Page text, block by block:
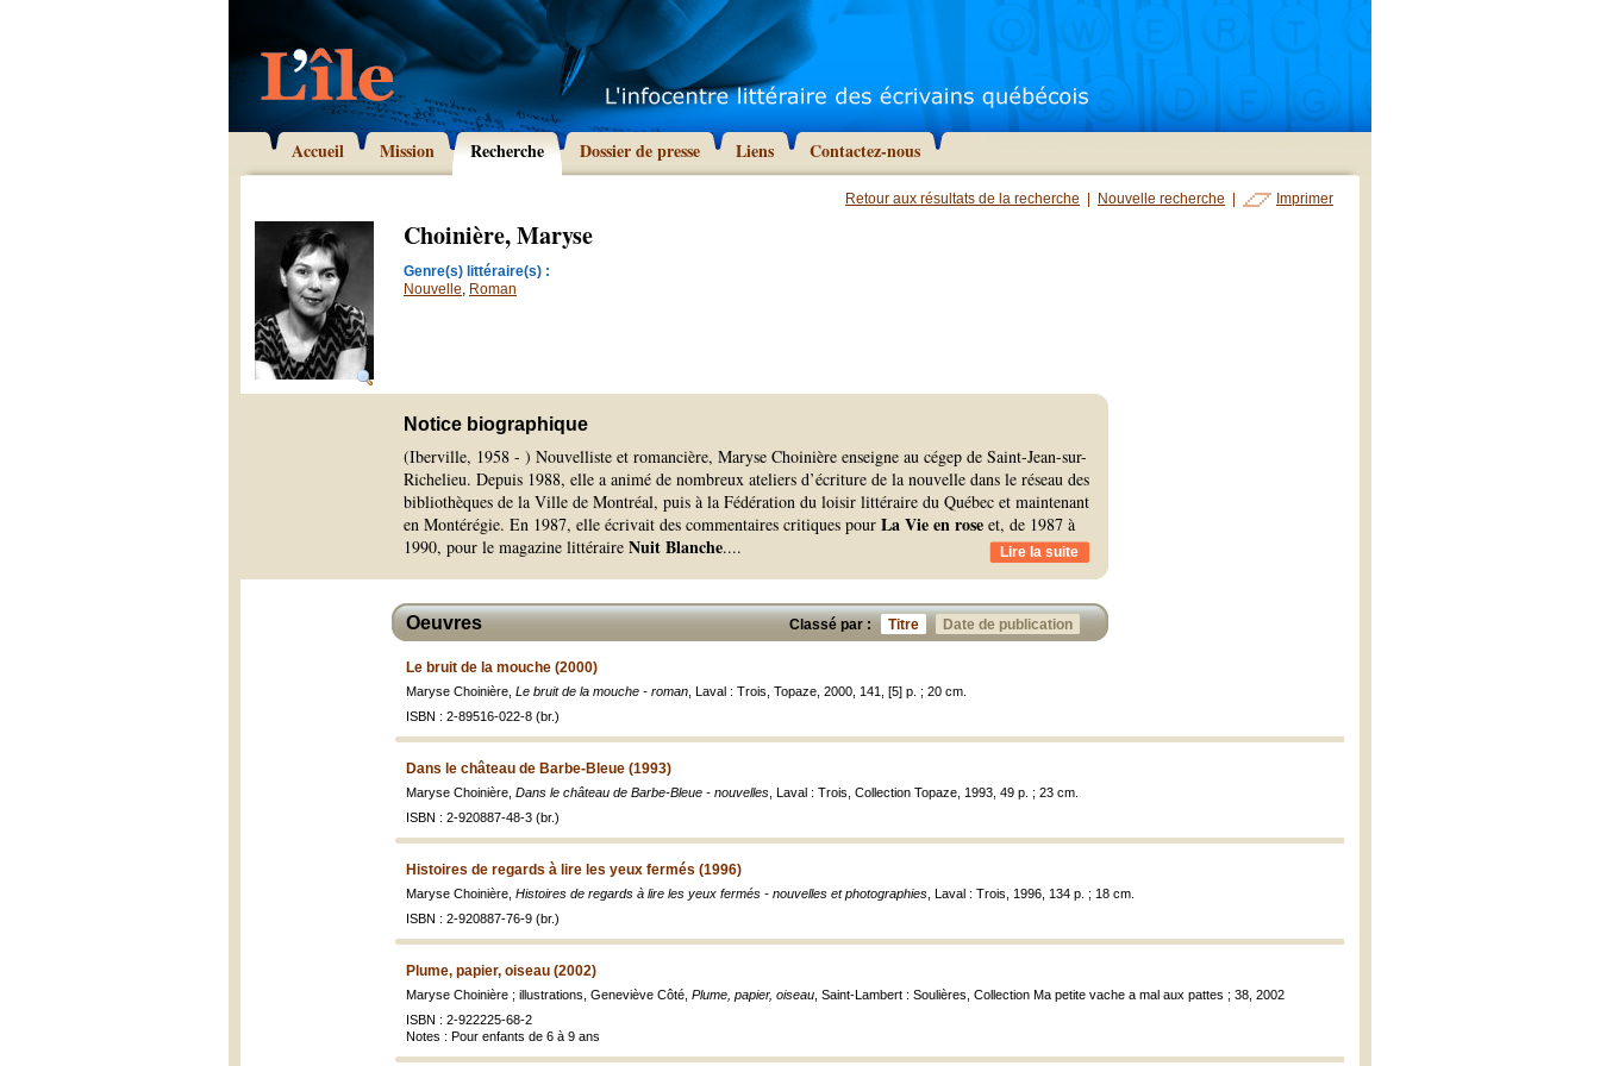
Accueil Mission Recherche Dossier de presse Liens Contactez-nous
Retour aux résultats de la recherche Nouvelle recherche Imprimer
Choinière, Maryse
Genre(s) littéraire(s) :
Nouvelle, Roman
Notice biographique
(Iberville, 1958 - ) Nouvelliste et romancière, Maryse Choinière enseigne au cégep de Saint-Jean-sur-
Richelieu. Depuis 1988, elle a animé de nombreux ateliers d’écriture de la nouvelle dans le réseau des
bibliothèques de la Ville de Montréal, puis à la Fédération du loisir littéraire du Québec et maintenant
en Montérégie. En 1987, elle écrivait des commentaires critiques pour La Vie en rose et, de 1987 à
1990, pour le magazine littéraire Nuit Blanche.... Lire la suite
Classé par : Titre Date de publication
Oeuvres
Le bruit de la mouche (2000)
Maryse Choinière, Le bruit de la mouche - roman , Laval : Trois, Topaze, 2000, 141, [5] p. ; 20 cm.
ISBN : 2-89516-022-8 (br.)
Dans le château de Barbe-Bleue (1993)
Maryse Choinière, Dans le château de Barbe-Bleue - nouvelles , Laval : Trois, Collection Topaze, 1993, 49 p. ; 23 cm.
ISBN : 2-920887-48-3 (br.)
Histoires de regards à lire les yeux fermés (1996)
Maryse Choinière, Histoires de regards à lire les yeux fermés - nouvelles et photographies , Laval : Trois, 1996, 134 p. ; 18 cm.
ISBN : 2-920887-76-9 (br.)
Plume, papier, oiseau (2002)
Maryse Choinière ; illustrations, Geneviève Côté, Plume, papier, oiseau , Saint-Lambert : Soulières, Collection Ma petite vache a mal aux pattes ; 38, 2002
ISBN : 2-922225-68-2
Notes : Pour enfants de 6 à 9 ans